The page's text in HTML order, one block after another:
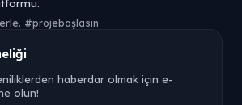
#projebaşlasın
haberdar olmak için e-
olun!